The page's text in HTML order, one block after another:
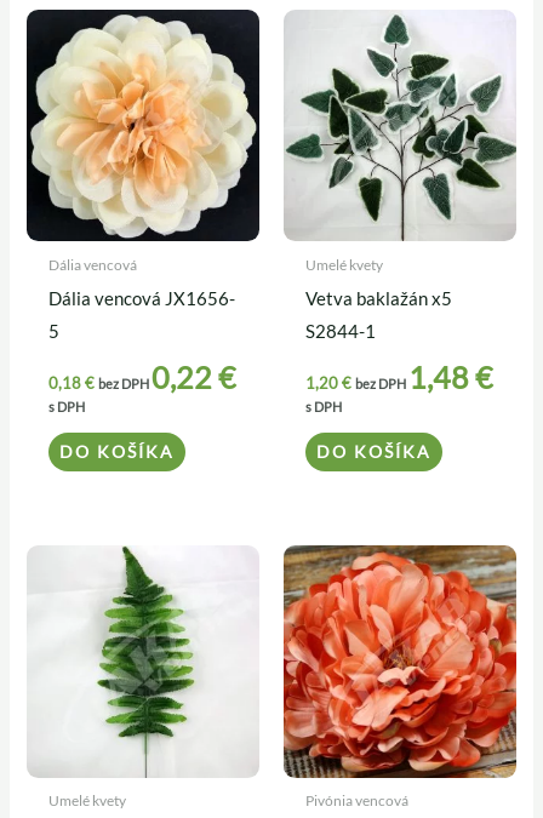
Dália vencová
Dália vencová JX1656-
5
0,18€ bez DPH0,22 €
s DPH
DO KOŠÍKA
Umelé kvety
Vetva baklažán x5
S2844-1
1,20€ bez DPH 1,48€
s DPH
DO KOŠÍKA
Umelé kvety Pivónia vencová